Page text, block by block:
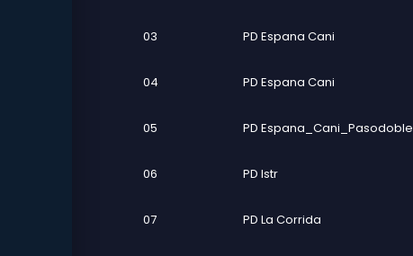
03 PD Espana Cani
04 PD Espana Cani
05 PD Espana_Cani_Pasodoble
06 PD Istr
07 PD La Corrida